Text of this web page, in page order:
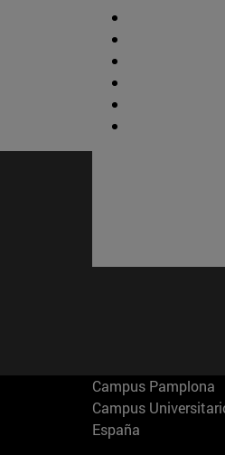
Campus Pamplona
Campus
España